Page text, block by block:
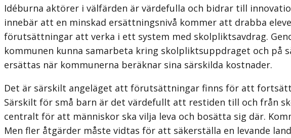
Idéburna aktörer i välfärden är värdefulla och bidrar till
innebär att en minskad ersättningsnivå kommer att drabba
förutsättningar att verka i ett system med skolpliktsavdrag.
kommunen kunna samarbeta kring skolpliktsuppdraget och på
ersättas när kommunerna beräknar sina särskilda kostnader.
Det är särskilt angeläget att förutsättningar finns för att
Särskilt för små barn är det värdefullt att restiden till och från
centralt för att människor ska vilja leva och bosätta sig där.
Men fler åtgärder måste vidtas för att säkerställa en levande